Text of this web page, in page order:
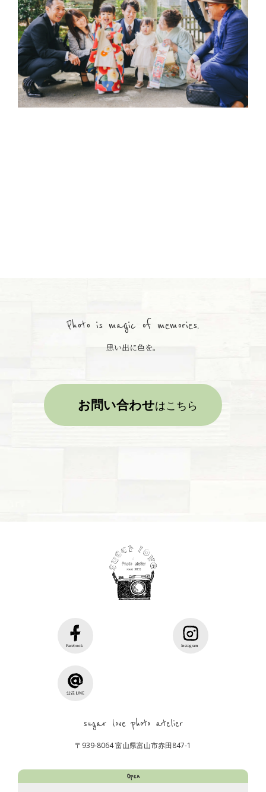
Photo is magic of memories.
思い出に色を。
お問い合わせはこちら
sugar love photo atelier
〒939-8064 富山県富山市赤田847-1
Open